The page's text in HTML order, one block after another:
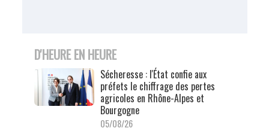
D'HEURE EN HEURE
Sécheresse : l'État confie aux
préfets le chiffrage des pertes
agricoles en Rhône-Alpes et
Bourgogne
05/08/26